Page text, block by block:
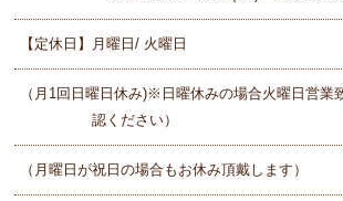
【定休日】月曜日/ 火曜日
（月1回日曜日休み)※日曜休みの場合火曜日営業
認ください）
（月曜日が祝日の場合もお休み頂戴します）